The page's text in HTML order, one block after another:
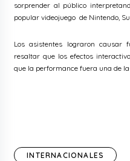
sorprender al público
popular videojuego de Nintendo,
Los asistentes lograron causar
resaltar que los efectos
que la performance fuera una de
INTERNACIONALES